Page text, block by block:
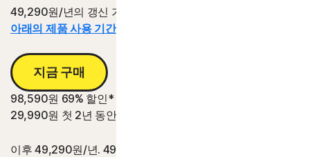
49,290원/년의 갱신 가격 대비 절감액.
아래의 제품 사용 기간 정보를 참조하십시오.*
지금 구매
98,590원 69% 할인*
29,990원 첫 2년 동안
이후 49,290원/년. 49,290원/년의 2년 갱신 가격 대비 절감